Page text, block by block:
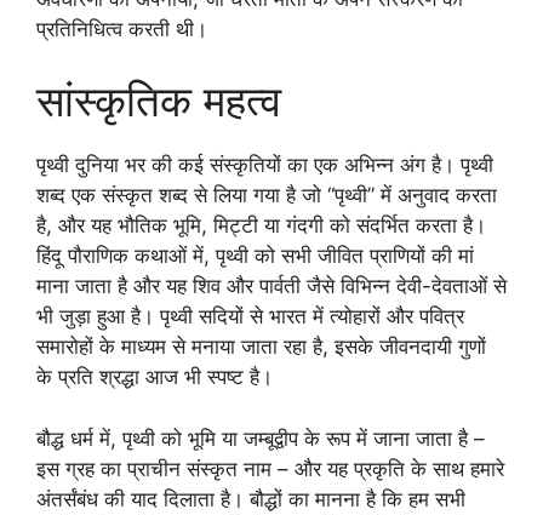
प्रतिनिधित्व करती थी।
सांस्कृतिक महत्व
पृथ्वी दुनिया भर की कई संस्कृतियों का एक अभिन्न अंग है। पृथ्वी
शब्द एक संस्कृत शब्द से लिया गया है जो “पृथ्वी” में अनुवाद करता
है, और यह भौतिक भूमि, मिट्टी या गंदगी को संदर्भित करता है।
हिंदू पौराणिक कथाओं में, पृथ्वी को सभी जीवित प्राणियों की मां
माना जाता है और यह शिव और पार्वती जैसे विभिन्न देवी-देवताओं से
भी जुड़ा हुआ है। पृथ्वी सदियों से भारत में त्योहारों और पवित्र
समारोहों के माध्यम से मनाया जाता रहा है, इसके जीवनदायी गुणों
के प्रति श्रद्धा आज भी स्पष्ट है।
बौद्ध धर्म में, पृथ्वी को भूमि या जम्बूद्वीप के रूप में जाना जाता है –
इस ग्रह का प्राचीन संस्कृत नाम – और यह प्रकृति के साथ हमारे
अंतर्संबंध की याद दिलाता है। बौद्धों का मानना है कि हम सभी